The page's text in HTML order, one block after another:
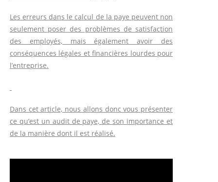
Les erreurs dans le calcul de la paye peuvent non
seulement poser des problèmes de satisfaction
des employés, mais également avoir des
conséquences légales et financières lourdes pour
l’entreprise.
Dans cet article, nous allons donc vous présenter
ce qu’est un audit de paye, de son importance et
de la manière dont il est réalisé.